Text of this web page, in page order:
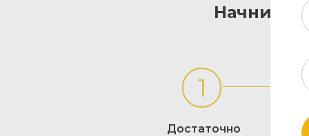
Начни
Достаточно
1